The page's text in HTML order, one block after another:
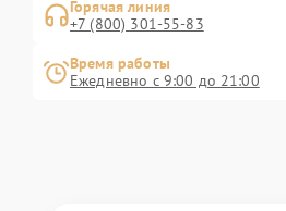
Горячая линия
+7 (800) 301-55-83
Время работы
Ежедневно с 9:00 до 21:00